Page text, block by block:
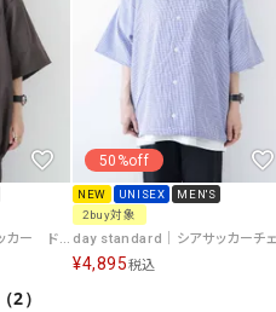
見る バッグ
シューズ
アクセサリー
すべて見る
ジャケット
コート
バッグ
靴
サロ
ジャ
グッズ
day standard｜シアサッカー ドローコード半袖シャツ [[261910]][D]
（2）
50%off
NEW UNISEX
MEN'S
2buy対象
¥4,895税込